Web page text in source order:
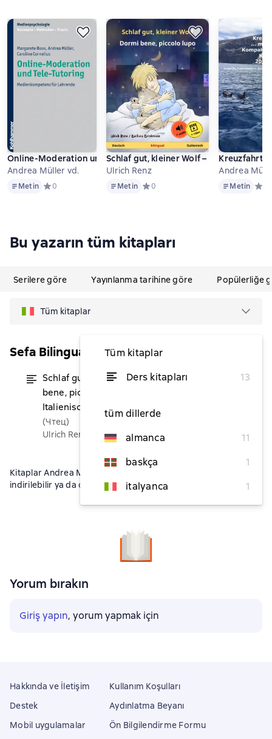
Online-Moderation und Tele-Tutoring
Andrea Müller vd.
MetinMetin Средний рейтинг 0 на основе 0 оценок
0
Schlaf gut, kleiner Wolf – Dormi bene,
Ulrich Renz
MetinMetin Средний рейтинг 0 на основе 0
0
Andrea
MetinMetin
Bu yazarın tüm kitapları
Serilere göre Yayınlanma tarihine göre Popülerliğe
Tüm kitaplar
Tüm kitaplar
Ders kitapları
13
tüm dillerde
almanca
11
baskça
1
italyanca
1
Sefa Bilinguale Bilderbücher
Schlaf gut, kleiner Wolf – Dormi
bene, piccolo lupo (Deutsch –
Italienisch)
(Чтец)
Ulrich Renz
itibaren ₺273,85
Kitaplar Andrea Müller fb2, txt, epub, pdf formatlarında
indirilebilir ya da çevrimiçi okunabilir.
Yorum bırakın
Giriş yapın, yorum yapmak için
Hakkında ve İletişim
Destek
Mobil uygulamalar
Kullanım Koşulları
Aydınlatma Beyanı
Ön Bilgilendirme Formu